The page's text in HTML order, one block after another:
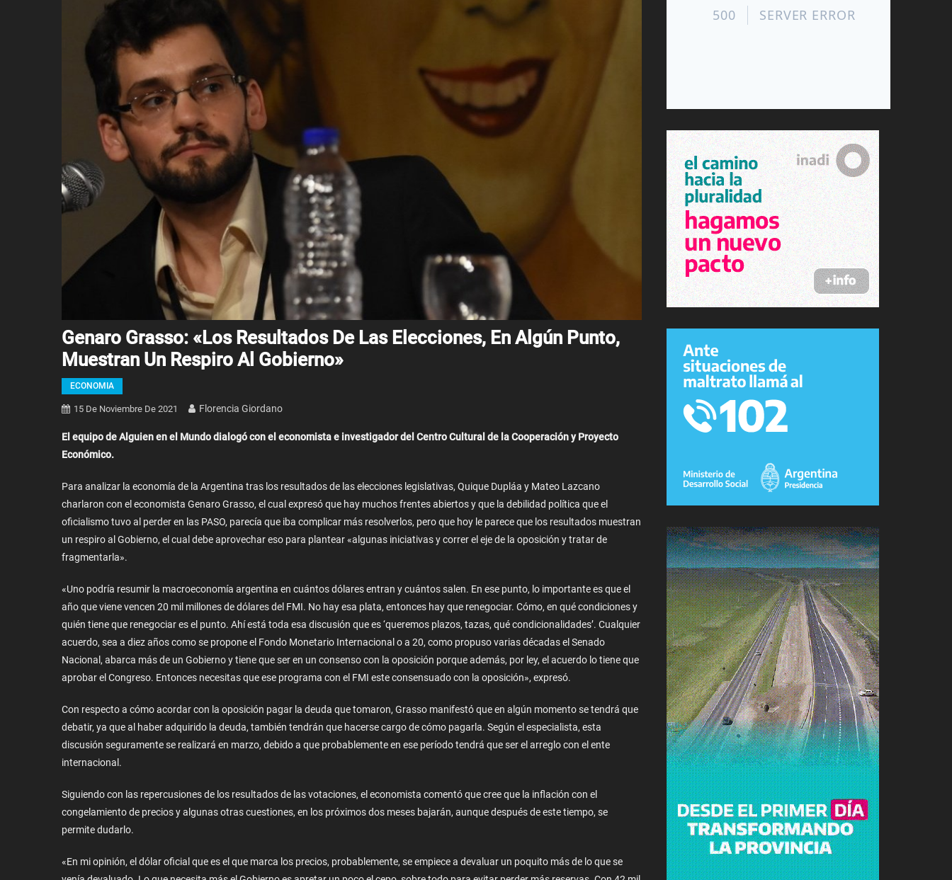
Genaro Grasso: «Los Resultados De Las Elecciones, En Algún Punto,
Muestran Un Respiro Al Gobierno»
ECONOMIA
15 De Noviembre De 2021 Florencia Giordano
El equipo de Alguien en el Mundo dialogó con el economista e investigador del Centro Cultural de la Cooperación y Proyecto
Económico.
Para analizar la economía de la Argentina tras los resultados de las elecciones legislativas, Quique Dupláa y Mateo Lazcano
charlaron con el economista Genaro Grasso, el cual expresó que hay muchos frentes abiertos y que la debilidad política que el
oficialismo tuvo al perder en las PASO, parecía que iba complicar más resolverlos, pero que hoy le parece que los resultados muestran
un respiro al Gobierno, el cual debe aprovechar eso para plantear «algunas iniciativas y correr el eje de la oposición y tratar de
fragmentarla».
«Uno podría resumir la macroeconomía argentina en cuántos dólares entran y cuántos salen. En ese punto, lo importante es que el
año que viene vencen 20 mil millones de dólares del FMI. No hay esa plata, entonces hay que renegociar. Cómo, en qué condiciones y
quién tiene que renegociar es el punto. Ahí está toda esa discusión que es ‘queremos plazos, tazas, qué condicionalidades’. Cualquier
acuerdo, sea a diez años como se propone el Fondo Monetario Internacional o a 20, como propuso varias décadas el Senado
Nacional, abarca más de un Gobierno y tiene que ser en un consenso con la oposición porque además, por ley, el acuerdo lo tiene que
aprobar el Congreso. Entonces necesitas que ese programa con el FMI este consensuado con la oposición», expresó.
Con respecto a cómo acordar con la oposición pagar la deuda que tomaron, Grasso manifestó que en algún momento se tendrá que
debatir, ya que al haber adquirido la deuda, también tendrán que hacerse cargo de cómo pagarla. Según el especialista, esta
discusión seguramente se realizará en marzo, debido a que probablemente en ese período tendrá que ser el arreglo con el ente
internacional.
Siguiendo con las repercusiones de los resultados de las votaciones, el economista comentó que cree que la inflación con el
congelamiento de precios y algunas otras cuestiones, en los próximos dos meses bajarán, aunque después de este tiempo, se
permite dudarlo.
«En mi opinión, el dólar oficial que es el que marca los precios, probablemente, se empiece a devaluar un poquito más de lo que se